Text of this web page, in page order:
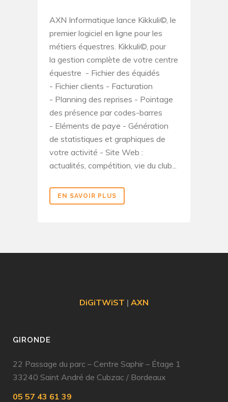
AXN Informatique lance Kikkuli©, le
premier logiciel en ligne pour les
métiers équestres. Kikkuli©, pour
la gestion complète de votre centre
équestre - Fichier des équidés
- Fichier clients - Facturation
- Planning des reprises - Pointage
des présence par codes-barres
- Eléments de paye - Génération
de statistiques et graphiques de
votre activité - Site Web :
actualités, compétition, vie du club...
EN SAVOIR PLUS
DiGiTWiST | AXN
GIRONDE
22 Passage du parc – Centre Saphir – Étage 1
33240 Saint André de Cubzac / Bordeaux
05 57 43 61 39